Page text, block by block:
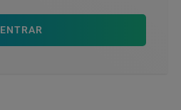
ENTRAR